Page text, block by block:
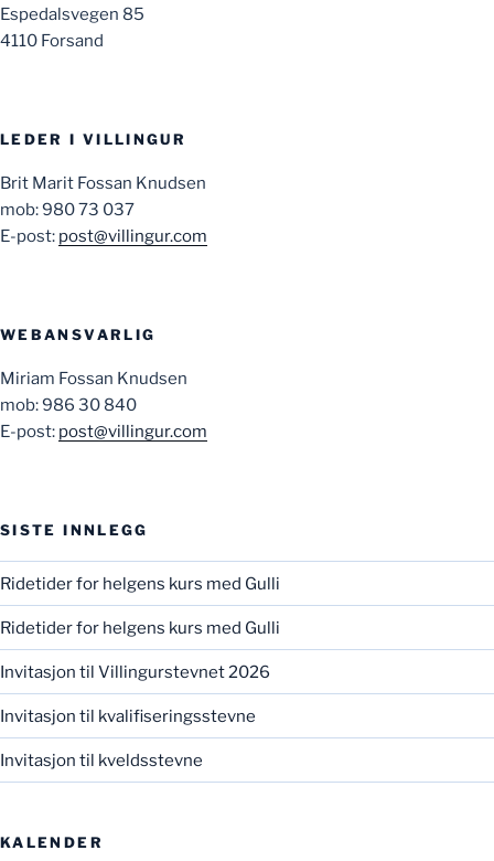
Espedalsvegen 85
4110 Forsand
LEDER I VILLINGUR
Brit Marit Fossan Knudsen
mob: 980 73 037
E-post: post@villingur.com
WEBANSVARLIG
Miriam Fossan Knudsen
mob: 986 30 840
E-post: post@villingur.com
SISTE INNLEGG
Ridetider for helgens kurs med Gulli
Ridetider for helgens kurs med Gulli
Invitasjon til Villingurstevnet 2026
Invitasjon til kvalifiseringsstevne
Invitasjon til kveldsstevne
KALENDER